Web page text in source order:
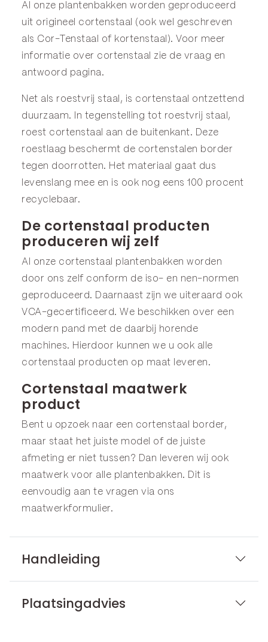
Al onze plantenbakken worden geproduceerd
uit origineel cortenstaal (ook wel geschreven
als Cor-Tenstaal of kortenstaal). Voor meer
informatie over cortenstaal zie de vraag en
antwoord pagina.
Net als roestvrij staal, is cortenstaal ontzettend
duurzaam. In tegenstelling tot roestvrij staal,
roest cortenstaal aan de buitenkant. Deze
roestlaag beschermt de cortenstalen border
tegen doorrotten. Het materiaal gaat dus
levenslang mee en is ook nog eens 100 procent
recyclebaar.
De cortenstaal producten
produceren wij zelf
Al onze cortenstaal plantenbakken worden
door ons zelf conform de iso- en nen-normen
geproduceerd. Daarnaast zijn we uiteraard ook
VCA-gecertificeerd. We beschikken over een
modern pand met de daarbij horende
machines. Hierdoor kunnen we u ook alle
cortenstaal producten op maat leveren.
Cortenstaal maatwerk
product
Bent u opzoek naar een cortenstaal border,
maar staat het juiste model of de juiste
afmeting er niet tussen? Dan leveren wij ook
maatwerk voor alle plantenbakken. Dit is
eenvoudig aan te vragen via ons
maatwerkformulier.
Handleiding
Plaatsingadvies